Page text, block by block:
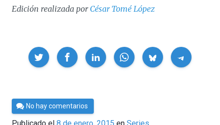
Edición realizada por César Tomé López
Compartir
Por
César
No hay comentarios